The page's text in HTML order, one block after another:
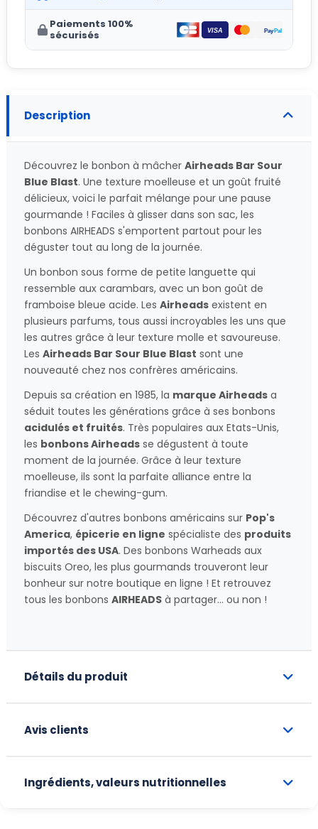
Paiements 100%
sécurisés
Description
Découvrez le bonbon à mâcher Airheads Bar Sour
Blue Blast. Une texture moelleuse et un goût fruité
délicieux, voici le parfait mélange pour une pause
gourmande ! Faciles à glisser dans son sac, les
bonbons AIRHEADS s'emportent partout pour les
déguster tout au long de la journée.
Un bonbon sous forme de petite languette qui
ressemble aux carambars, avec un bon goût de
framboise bleue acide. Les Airheads existent en
plusieurs parfums, tous aussi incroyables les uns que
les autres grâce à leur texture molle et savoureuse.
Les Airheads Bar Sour Blue Blast sont une
nouveauté chez nos confrères américains.
Depuis sa création en 1985, la marque Airheads a
séduit toutes les générations grâce à ses bonbons
acidulés et fruités. Très populaires aux Etats-Unis,
les bonbons Airheads se dégustent à toute
moment de la journée. Grâce à leur texture
moelleuse, ils sont la parfaite alliance entre la
friandise et le chewing-gum.
Découvrez d'autres bonbons américains sur Pop's
America, épicerie en ligne spécialiste des produits
importés des USA. Des bonbons Warheads aux
biscuits Oreo, les plus gourmands trouveront leur
bonheur sur notre boutique en ligne ! Et retrouvez
tous les bonbons AIRHEADS à partager... ou non !
Détails du produit
Avis clients
Ingrédients, valeurs nutritionnelles